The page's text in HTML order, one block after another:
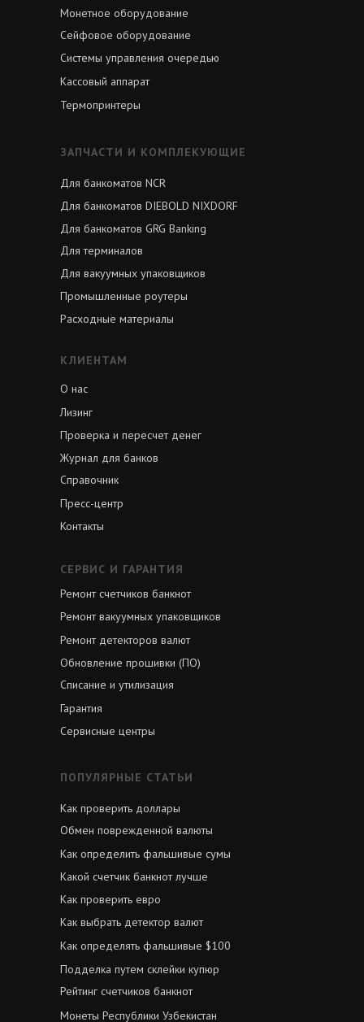
КЛИЕНТАМ
О нас
ПОПУЛЯРНЫЕ СТАТЬИ
Как проверить доллары
СЕРВИС И ГАРАНТИЯ
ЗАПЧАСТИ И КОМПЛЕКУЮЩИЕ
Для банкоматов NCR
Монетное оборудование
Сейфовое оборудование
Лизинг
Ремонт счетчиков банкнот
Журнал для банков
Справочник
Пресс-центр
Для терминалов
Для банкоматов DIEBOLD NIXDORF
Для банкоматов GRG Banking
Расходные материалы
Обмен поврежденной валюты
Как определить фальшивые сумы
Какой счетчик банкнот лучше
Как проверить евро
Как выбрать детектор валют
Как определять фальшивые $100
Подделка путем склейки купюр
Рейтинг счетчиков банкнот
Монеты Республики Узбекистан
Контакты
Ремонт вакуумных упаковщиков
Ремонт детекторов валют
Обновление прошивки (ПО)
Списание и утилизация
Гарантия
Проверка и пересчет денег
Сервисные центры
Для вакуумных упаковщиков
Промышленные роутеры
Системы управления очередью
Кассовый аппарат
Термопринтеры